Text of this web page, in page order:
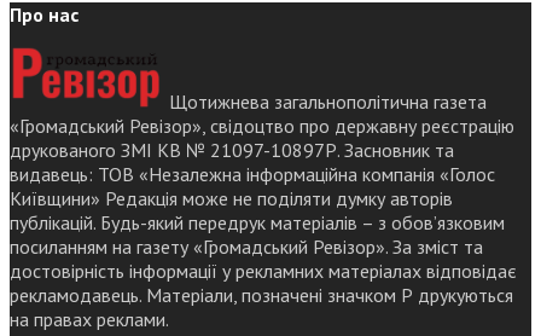
Про нас
Щотижнева загальнополітична газета
«Громадський Ревізор», свідоцтво про державну реєстрацію
друкованого ЗМІ КВ № 21097-10897Р. Засновник та
видавець: ТОВ «Незалежна інформаційна компанія «Голос
Київщини» Редакція може не поділяти думку авторів
публікацій. Будь-який передрук матеріалів – з обов’язковим
посиланням на газету «Громадський Ревізор». За зміст та
достовірність інформації у рекламних матеріалах відповідає
рекламодавець. Матеріали, позначені значком Р друкуються
на правах реклами.